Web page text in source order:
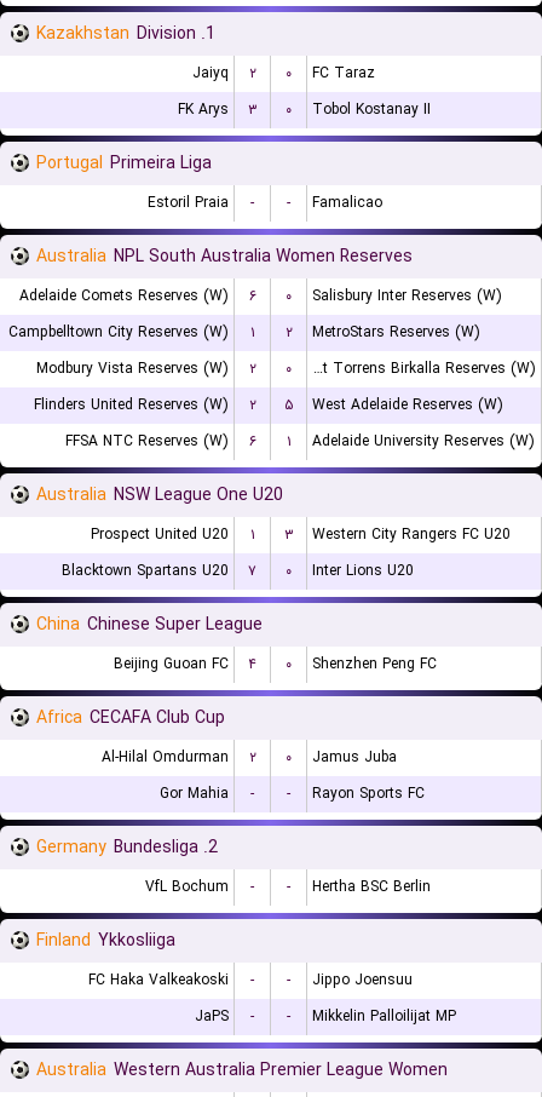
Kazakhstan 1. Division
Jaiyq ۲ ۰
FC Taraz
FK Arys
۳ ۰ Tobol Kostanay II
Portugal Primeira Liga
Estoril Praia - - Famalicao
Australia NPL South Australia Women Reserves
Adelaide Comets Reserves (W) ۶ ۰
Salisbury Inter Reserves (W)
Campbelltown City Reserves (W)
۱ ۲
MetroStars Reserves (W)
Modbury Vista Reserves (W)
۲ ۰
West Torrens Birkalla Reserves (W)
Flinders United Reserves (W)
۲ ۵
West Adelaide Reserves (W)
FFSA NTC Reserves (W)
۶ ۱ Adelaide University Reserves (W)
Australia NSW League One U20
Prospect United U20 ۱ ۳
Western City Rangers FC U20
Blacktown Spartans U20
۷ ۰ Inter Lions U20
China Chinese Super League
Beijing Guoan FC ۴ ۰ Shenzhen Peng FC
Africa CECAFA Club Cup
Al-Hilal Omdurman ۲ ۰
Jamus Juba
Gor Mahia
- - Rayon Sports FC
Germany 2. Bundesliga
VfL Bochum - - Hertha BSC Berlin
Finland Ykkosliiga
FC Haka Valkeakoski - -
Jippo Joensuu
JaPS
- - Mikkelin Palloilijat MP
Australia Western Australia Premier League Women